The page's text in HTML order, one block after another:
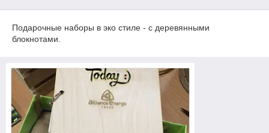
Подарочные наборы в эко стиле - с деревянными
блокнотами.